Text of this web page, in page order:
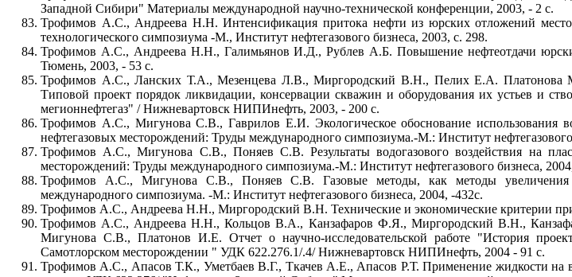
Западной Сибири" Материалы международной научно-технической конференции, 2003, - 2 с.
Трофимов А.С., Андреева Н.Н. Интенсификация притока нефти из юрских отложений
технологического симпозиума -М., Институт нефтегазового бизнеса, 2003, с. 298.
Трофимов А.С., Андреева Н.Н., Галимьянов И.Д., Рублев А.Б. Повышение нефтеотдачи
Тюмень, 2003, - 53 с.
Трофимов А.С., Ланских Т.А., Мезенцева Л.В., Миргородский В.Н., Пелих Е.А.
Типовой проект порядок ликвидации, консервации скважин и оборудования их устьев и
мегионнефтегаз" / Нижневартовск НИПИнефть, 2003, - 200 с.
Трофимов А.С., Мигунова С.В., Гаврилов Е.И. Экологическое обоснование использования
нефтегазовых месторождений: Труды международного симпозиума.-М.: Институт
Трофимов А.С., Мигунова С.В., Поняев С.В. Результаты водогазового воздействия на
месторождений: Труды международного симпозиума.-М.: Институт нефтегазового бизнеса,
Трофимов А.С., Мигунова С.В., Поняев С.В. Газовые методы, как методы увеличения
международного симпозиума. -М.: Институт нефтегазового бизнеса, 2004, -432с.
Трофимов А.С., Андреева Н.Н., Миргородский В.Н. Технические и экономические критерии
Трофимов А.С., Андреева Н.Н., Кольцов В.А., Канзафаров Ф.Я., Миргородский В.Н.,
Мигунова С.В., Платонов И.Е. Отчет о научно-исследовательской работе "История
Самотлорском месторождении " УДК 622.276.1/.4/ Нижневартовск НИПИнефть, 2004 - 91 с.
Трофимов А.С., Апасов Т.К., Уметбаев В.Г., Ткачев А.Е., Апасов Р.Т. Применение жидкости на